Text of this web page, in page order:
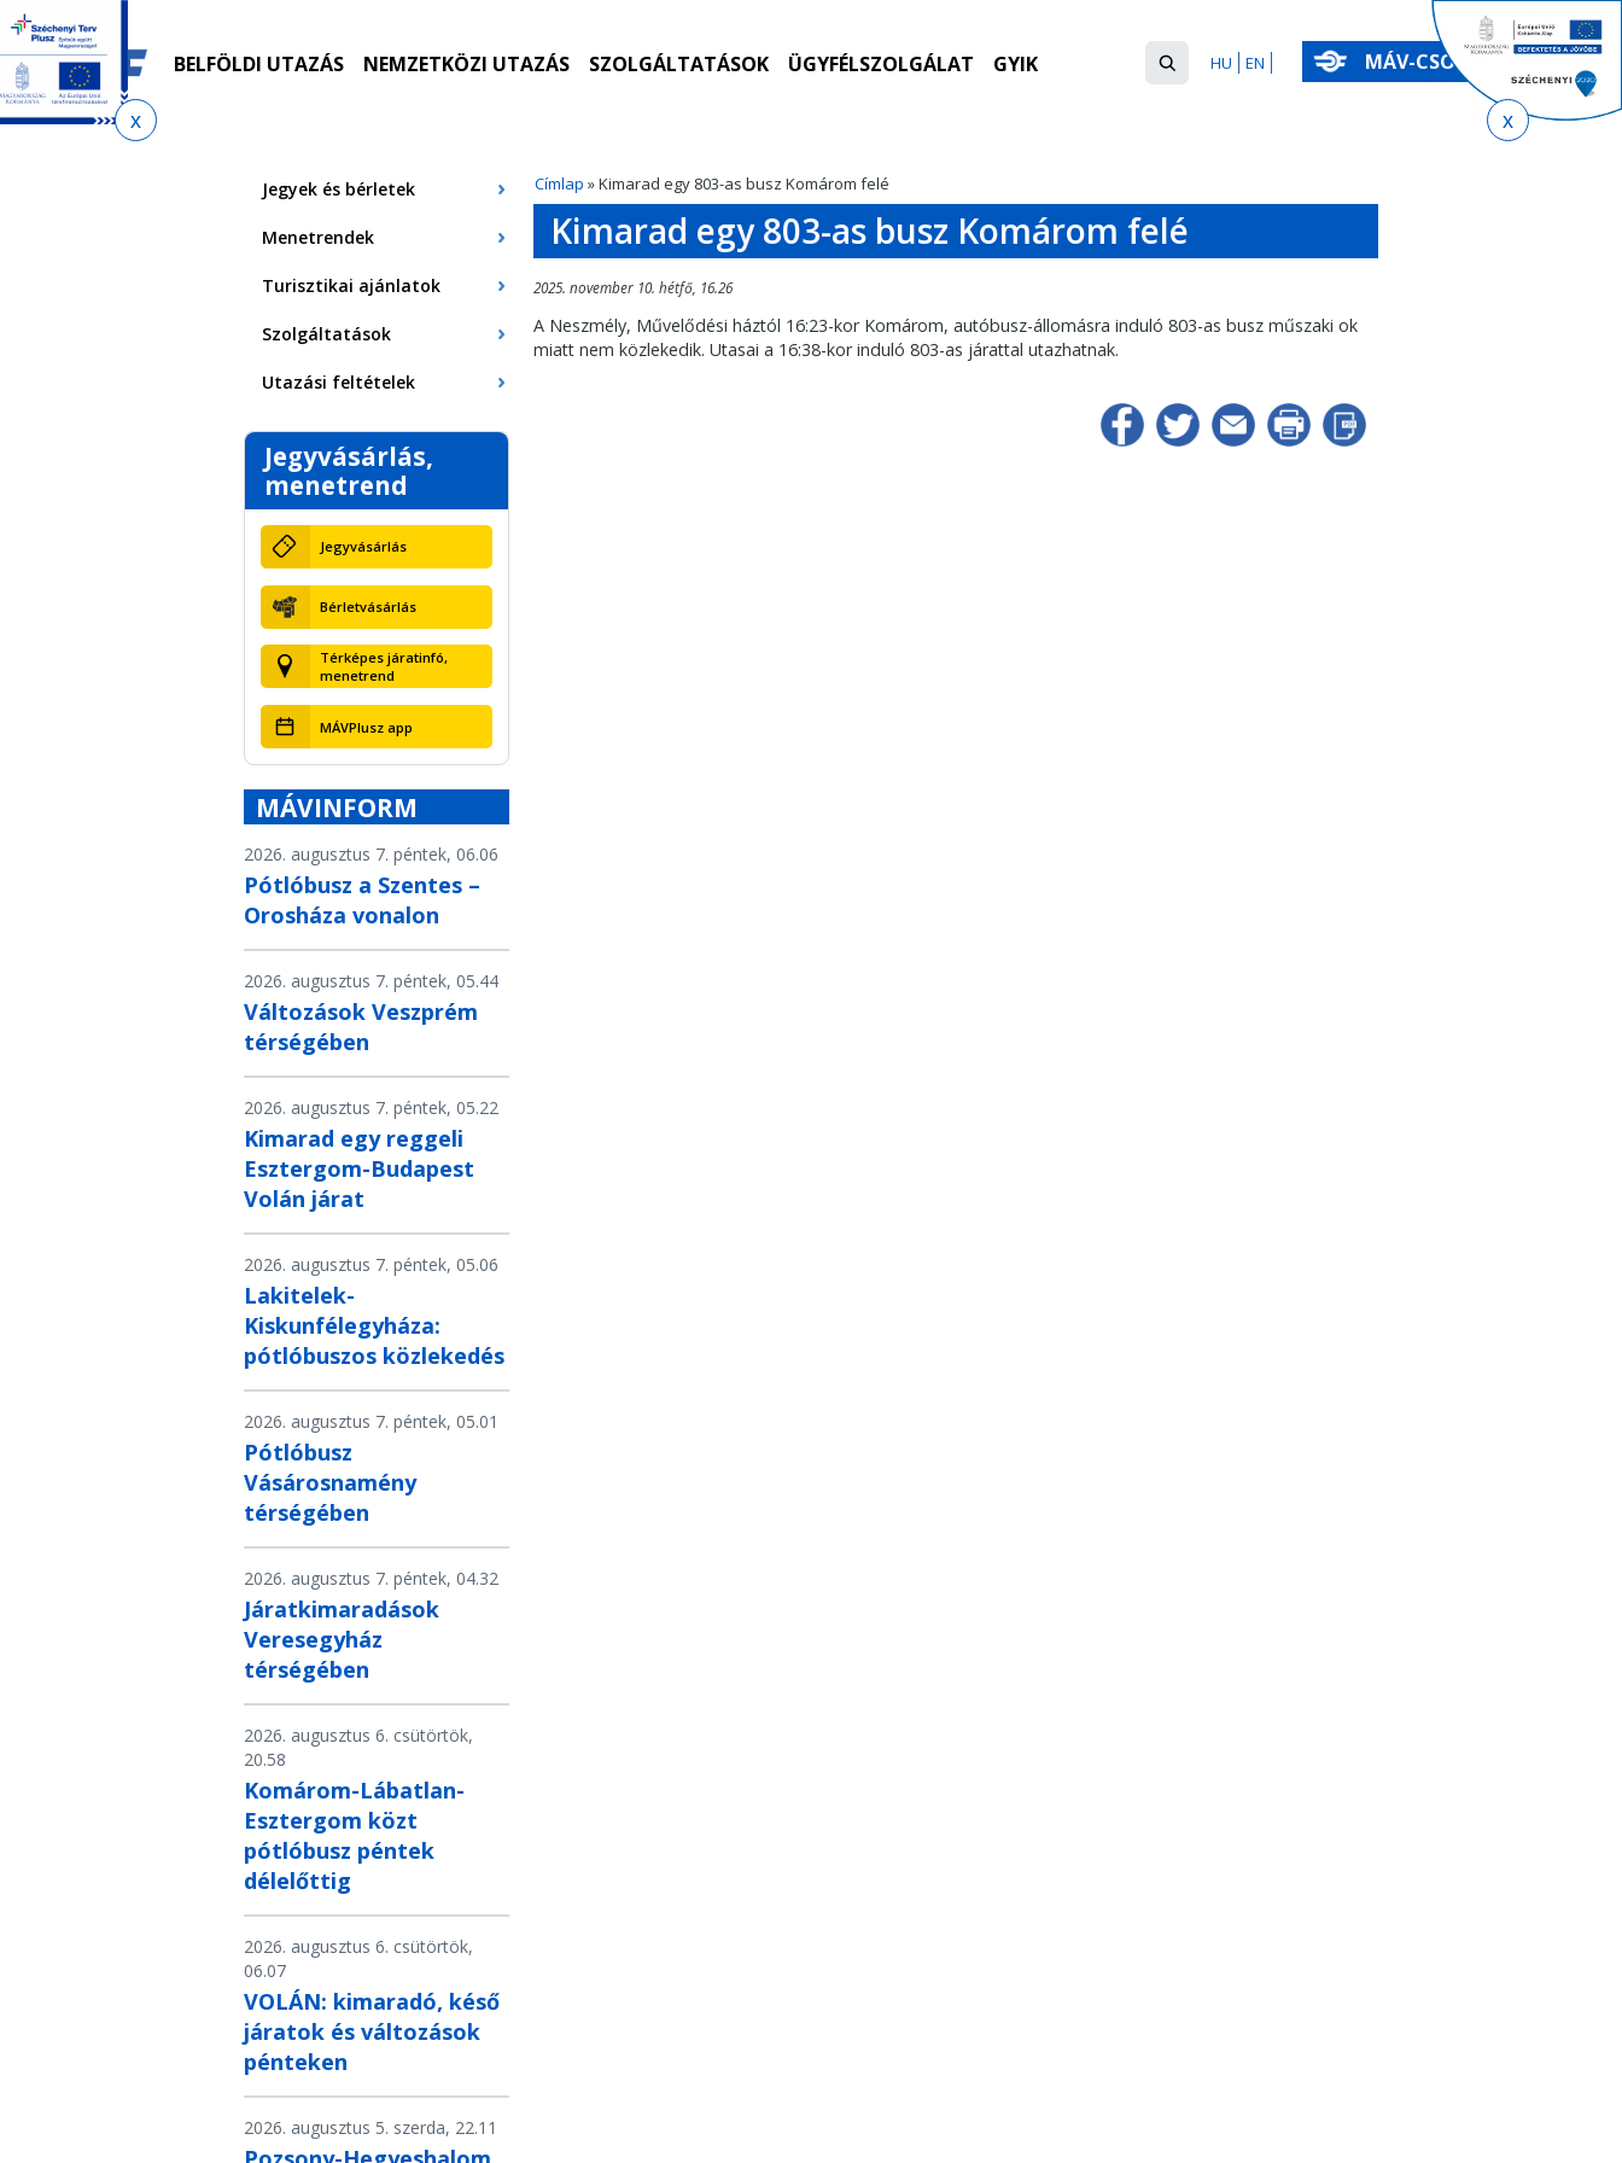
Ugrás
menetrendkeresőhöz
Ugrás
az
almenühöz
Ugrás
tartalomra
Ugrás
az
oldaltérképre
BELFÖLDI UTAZÁS NEMZETKÖZI UTAZÁS SZOLGÁLTATÁSOK ÜGYFÉLSZOLGÁLAT GYIK EN
HU
Keresés
űrlap
Keresés
MÁV-CSOPORT
Címlap » Kimarad egy 803-as busz Komárom felé
Jegyek és bérletek
Menetrendek
Turisztikai ajánlatok
Szolgáltatások
Utazási feltételek
Jegyvásárlás,
menetrend
Jegyvásárlás
Bérletvásárlás
Térképes járatinfó,
menetrend
MÁVPlusz app
MÁVINFORM
2026. augusztus 7. péntek, 06.06
Pótlóbusz a Szentes –
Orosháza vonalon
2026. augusztus 7. péntek, 05.44
Változások Veszprém
térségében
2026. augusztus 7. péntek, 05.22
Kimarad egy reggeli
Esztergom-Budapest
Volán járat
2026. augusztus 7. péntek, 05.06
Lakitelek-
Kiskunfélegyháza:
pótlóbuszos közlekedés
2026. augusztus 7. péntek, 05.01
Pótlóbusz
Vásárosnamény
térségében
2026. augusztus 7. péntek, 04.32
Járatkimaradások
Veresegyház
térségében
2026. augusztus 6. csütörtök,
20.58
Komárom-Lábatlan-
Esztergom közt
pótlóbusz péntek
délelőttig
2026. augusztus 6. csütörtök,
06.07
VOLÁN: kimaradó, késő
járatok és változások
pénteken
2026. augusztus 5. szerda, 22.11
Kimarad egy 803-as busz Komárom felé
2025. november 10. hétfő, 16.26
A Neszmély, Művelődési háztól 16:23-kor Komárom, autóbusz-állomásra induló 803-as busz műszaki ok
miatt nem közlekedik. Utasai a 16:38-kor induló 803-as járattal utazhatnak.